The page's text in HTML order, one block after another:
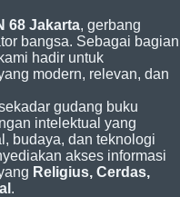
68 Jakarta, gerbang
bangsa. Sebagai bagian
hadir untuk
modern, relevan, dan
gudang buku
intelektual yang
budaya, dan teknologi
akses informasi
Religius, Cerdas,
.